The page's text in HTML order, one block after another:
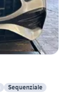
Sequenziale